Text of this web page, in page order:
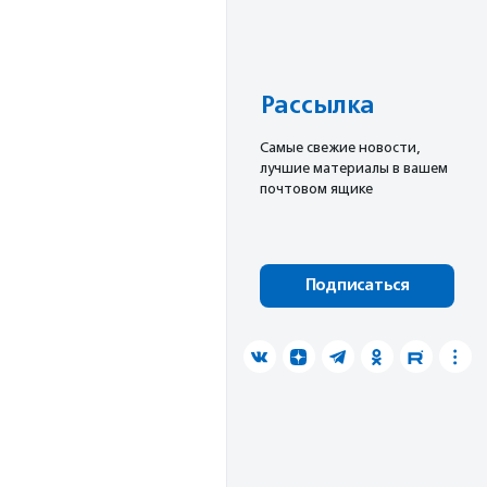
Рассылка
Cамые свежие новости,
лучшие материалы в вашем
почтовом ящике
Подписаться